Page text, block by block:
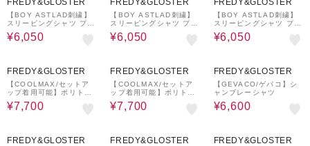
FREDY&GLOSTER
【BOY ASTLAD刺繍】
スリーピングシャツ プル
オーバーシャツ
¥6,050
FREDY&GLOSTER
【BOY ASTLAD刺繍】
スリーピングシャツ プル
オーバーシャツ
¥6,050
FREDY&GLOSTER
【BOY ASTLAD刺繍】
スリーピングシャツ プル
オーバーシャツ
¥6,050
FREDY&GLOSTER
【COOLMAX/セットア
ップ着用可能】ポリトロ
S/Sシャツ
¥7,700
FREDY&GLOSTER
【COOLMAX/セットア
ップ着用可能】ポリトロ
S/Sシャツ
¥7,700
FREDY&GLOSTER
【GEVACO/ゲバコ】シ
ャンブレーシャツ
¥6,600
FREDY&GLOSTER FREDY&GLOSTER FREDY&GLOSTER